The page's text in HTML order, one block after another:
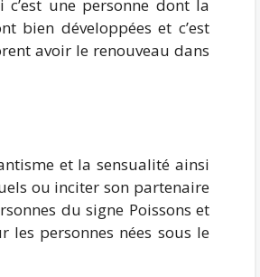
c’est une personne dont la
bien développées et c’est
avoir le renouveau dans
et la sensualité ainsi
ou inciter son partenaire
du signe Poissons et
personnes nées sous le